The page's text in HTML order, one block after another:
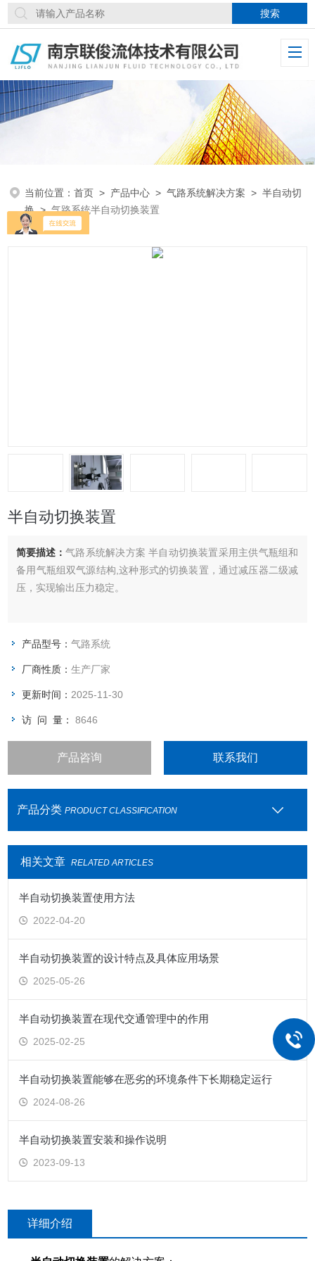
当前位置：首页 > 产品中心 >气路系统解决方案 >半自动切
换>气路系统半自动切换装置
半自动切换装置
简要描述：气路系统解决方案 半自动切换装置采用主供气瓶组和
备用气瓶组双气源结构,这种形式的切换装置，通过减压器二级减
压，实现输出压力稳定。
产品型号：气路系统
厂商性质：生产厂家
更新时间： 2025-11-30
访 问 量：8646
产品咨询 联系我们
产品分类 PRODUCT CLASSIFICATION
相关文章 RELATED ARTICLES
半自动切换装置使用方法
2022-04-20
半自动切换装置的设计特点及具体应用场景
2025-05-26
半自动切换装置在现代交通管理中的作用
2025-02-25
半自动切换装置能够在恶劣的环境条件下长期稳定运行
2024-08-26
半自动切换装置安装和操作说明
2023-09-13
详细介绍